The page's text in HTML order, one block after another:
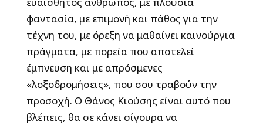
φαντασία, με επιμονή και πάθος για την
τέχνη του, με όρεξη να μαθαίνει καινούργια
πράγματα, με πορεία που αποτελεί
έμπνευση και με απρόσμενες
«λοξοδρομήσεις», που σου τραβούν την
προσοχή. Ο Θάνος Κιούσης είναι αυτό που
βλέπεις, θα σε κάνει σίγουρα να